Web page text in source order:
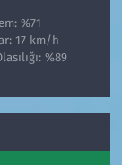
%71
17 km/h
%89